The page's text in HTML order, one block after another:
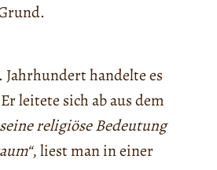
handelte es
leitete sich ab aus dem
religiöse Bedeutung
, liest man in einer